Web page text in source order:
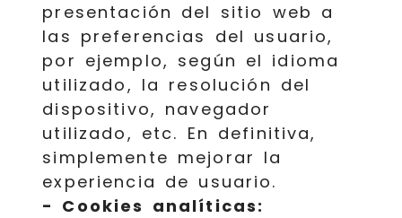
presentación del sitio web a
las preferencias del usuario,
por ejemplo, según el idioma
utilizado, la resolución del
dispositivo, navegador
utilizado, etc. En definitiva,
simplemente mejorar la
experiencia de usuario.
- Cookies analíticas: